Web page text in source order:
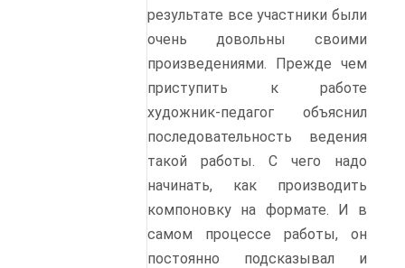
результате все участники были
очень довольны своими
произведениями. Прежде чем
приступить к работе
художник-педагог объяснил
последовательность ведения
такой работы. С чего надо
начинать, как производить
компоновку на формате. И в
самом процессе работы, он
постоянно подсказывал и